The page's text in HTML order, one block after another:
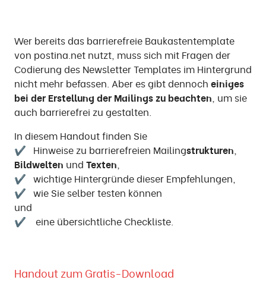
Wer bereits das barrierefreie Baukastentemplate
von postina.net nutzt, muss sich mit Fragen der
Codierung des Newsletter Templates im Hintergrund
nicht mehr befassen. Aber es gibt dennoch einiges
bei der Erstellung der Mailings zu beachten, um sie
auch barrierefrei zu gestalten.
In diesem Handout finden Sie
✔ Hinweise zu barrierefreien Mailingstrukturen,
Bildwelten und Texten,
✔ wichtige Hintergründe dieser Empfehlungen,
✔ wie Sie selber testen können
und
✔ eine übersichtliche Checkliste.
Handout zum Gratis-Download